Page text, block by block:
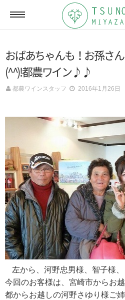
ONLINE SHOP
オンラインショ
ACCESSMAP
アクセスマ
CONTACT
お問い合わ
RECRUIT
おばあちゃんも！お孫さ
(^^)!都農ワイン♪♪
都農ワインスタッフ 2016年1月26日
左から、河野忠男様、智子様
今回のお客様は、宮崎市からお
都からお越しの河野さゆり様ご姉